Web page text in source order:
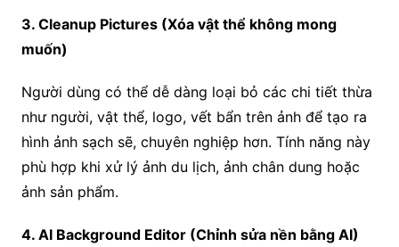
3. Cleanup Pictures (Xóa vật thể không mong
muốn)
Người dùng có thể dễ dàng loại bỏ các chi tiết thừa
như người, vật thể, logo, vết bẩn trên ảnh để tạo ra
hình ảnh sạch sẽ, chuyên nghiệp hơn. Tính năng này
phù hợp khi xử lý ảnh du lịch, ảnh chân dung hoặc
ảnh sản phẩm.
4. AI Background Editor (Chỉnh sửa nền bằng AI)